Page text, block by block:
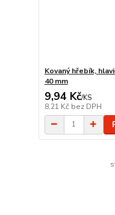
Kovaný hřebík,
40 mm
9,94 Kč/KS
8,21 Kč bez DPH